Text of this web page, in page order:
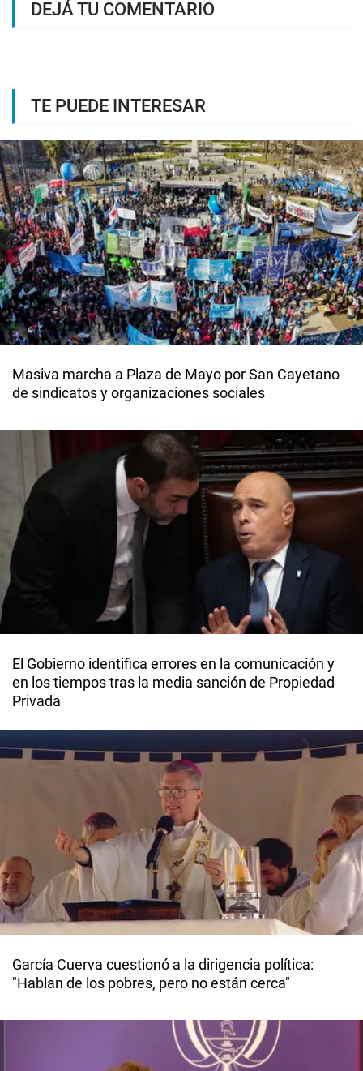
DEJÁ TU COMENTARIO
TE PUEDE INTERESAR
Masiva marcha a Plaza de Mayo por San Cayetano
de sindicatos y organizaciones sociales
El Gobierno identifica errores en la comunicación y
en los tiempos tras la media sanción de Propiedad
Privada
García Cuerva cuestionó a la dirigencia política:
"Hablan de los pobres, pero no están cerca"